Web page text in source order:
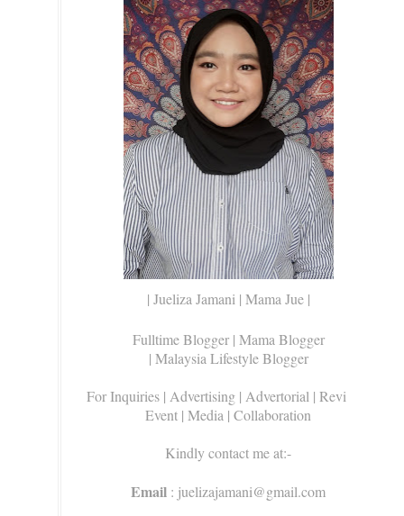
| Jueliza Jamani | Mama Jue |
Fulltime Blogger | Mama Blogger
| Malaysia Lifestyle Blogger
For Inquiries | Advertising | Advertorial | Review |
Event | Media | Collaboration
Kindly contact me at:-
Email : juelizajamani@gmail.com